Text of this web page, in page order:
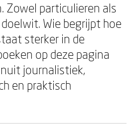
Zowel particulieren als
Wie begrijpt hoe
sterker in de
op deze pagina
journalistiek,
en praktisch